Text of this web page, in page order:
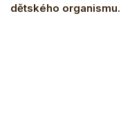
dětského organismu.